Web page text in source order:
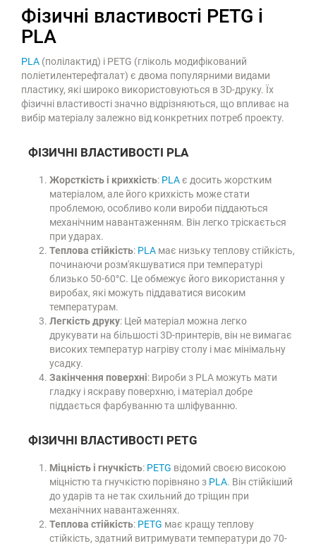
Фізичні властивості PETG і
PLA
PLA (полілактид) і PETG (гліколь модифікований
поліетилентерефталат) є двома популярними видами
пластику, які широко використовуються в 3D-друку. Їх
фізичні властивості значно відрізняються, що впливає на
вибір матеріалу залежно від конкретних потреб проекту.
ФІЗИЧНІ ВЛАСТИВОСТІ PLA
Жорсткість і крихкість: PLAє досить жорстким
матеріалом, але його крихкість може стати
проблемою, особливо коли вироби піддаються
механічним навантаженням. Він легко тріскається
при ударах.
Теплова стійкість: PLA має низьку теплову стійкість,
починаючи розм'якшуватися при температурі
близько 50-60°C. Це обмежує його використання у
виробах, які можуть піддаватися високим
температурам.
Легкість друку: Цей матеріал можна легко
друкувати на більшості 3D-принтерів, він не вимагає
високих температур нагріву столу і має мінімальну
усадку.
Закінчення поверхні: Вироби з PLA можуть мати
гладку і яскраву поверхню, і матеріал добре
піддається фарбуванню та шліфуванню.
ФІЗИЧНІ ВЛАСТИВОСТІ PETG
Міцність і гнучкість: PETG відомий своєю високою
міцністю та гнучкістю порівняно з PLA. Він стійкіший
до ударів та не так схильний до тріщин при
механічних навантаженнях.
Теплова стійкість: PETG має кращу теплову
стійкість, здатний витримувати температури до 70-